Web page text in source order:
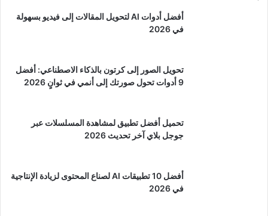
أفضل أدوات AI لتحويل المقالات إلى فيديو بسهولة
في 2026
تحويل الصور إلى كرتون بالذكاء الاصطناعي: أفضل
9 أدوات تحول صورتك إلى أنمي في ثوانٍ 2026
تحميل أفضل تطبيق لمشاهدة المسلسلات عبر
جوجل بلاي آخر تحديث 2026
أفضل 10 تطبيقات AI لصناع المحتوى لزيادة الإنتاجية
في 2026